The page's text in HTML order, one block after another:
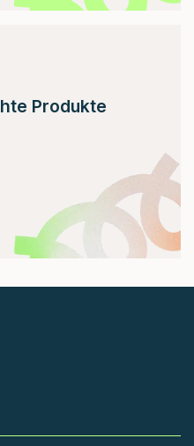
Produkte